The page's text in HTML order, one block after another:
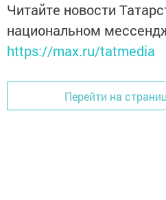
Читайте новости
национальном
https://max.ru/tatmedia
Перейти на